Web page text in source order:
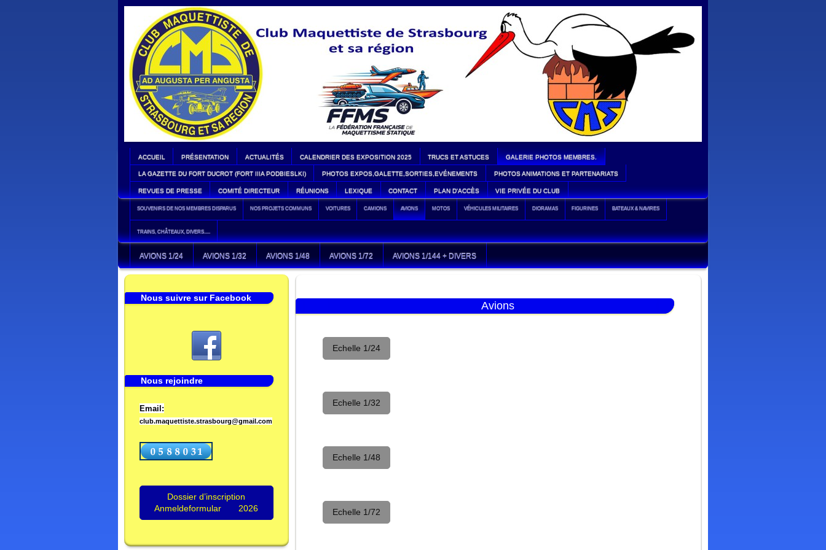
ACCUEIL PRÉSENTATION ACTUALITÉS CALENDRIER DES EXPOSITION 2025 TRUCS ET ASTUCES GALERIE PHOTOS MEMBRES.
LA GAZETTE DU FORT DUCROT (FORT IIIA PODBIESLKI) PHOTOS EXPOS,GALETTE,SORTIES,EVÉNEMENTS PHOTOS ANIMATIONS ET PARTENARIATS
REVUES DE PRESSE COMITÉ DIRECTEUR RÉUNIONS LEXIQUE CONTACT PLAN D'ACCÈS VIE PRIVÉE DU CLUB
SOUVENIRS DE NOS MEMBRES DISPARUS NOS PROJETS COMMUNS VOITURES CAMIONS AVIONS MOTOS VÉHICULES MILITAIRES DIORAMAS FIGURINES BATEAUX & NAVIRES
TRAINS, CHÂTEAUX, DIVERS.....
AVIONS 1/24 AVIONS 1/32 AVIONS 1/48 AVIONS 1/72 AVIONS 1/144 + DIVERS
Avions
Echelle 1/24
Echelle 1/32
Echelle 1/48
Echelle 1/72
Nous suivre sur Facebook
Nous rejoindre
Email:
club.maquettiste.strasbourg@gmail.com
Dossier d’inscription
Anmeldeformular 2026